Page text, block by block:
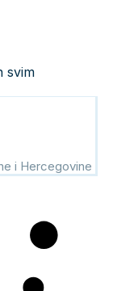
svim
i Hercegovine